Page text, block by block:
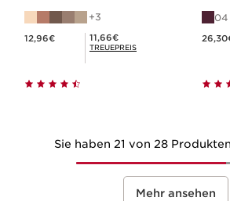
3
12,96€ Mitgliederpreis 11,66€
11,66€
TREUEPREIS
04
Sie haben 21 von 28
Mehr ansehen